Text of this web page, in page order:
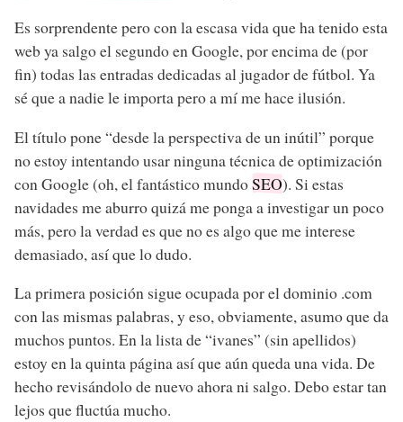
Es sorprendente pero con la escasa vida que ha tenido esta
web ya salgo el segundo en Google, por encima de (por
fin) todas las entradas dedicadas al jugador de fútbol. Ya
sé que a nadie le importa pero a mí me hace ilusión.
El título pone “desde la perspectiva de un inútil” porque
no estoy intentando usar ninguna técnica de optimización
con Google (oh, el fantástico mundoSEO). Si estas
navidades me aburro quizá me ponga a investigar un poco
más, pero la verdad es que no es algo que me interese
demasiado, así que lo dudo.
La primera posición sigue ocupada por el dominio .com
con las mismas palabras, y eso, obviamente, asumo que da
muchos puntos. En la lista de “ivanes” (sin apellidos)
estoy en la quinta página así que aún queda una vida. De
hecho revisándolo de nuevo ahora ni salgo. Debo estar tan
lejos que fluctúa mucho.